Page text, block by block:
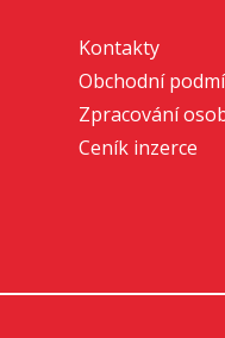
Kontakty
Obchodní
Zpracování
Ceník inzerce